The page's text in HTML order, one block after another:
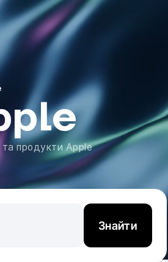
та продукти Apple
Знайти